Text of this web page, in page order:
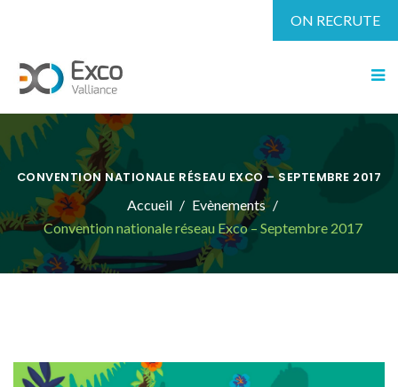
ON RECRUTE
CONVENTION NATIONALE RÉSEAU EXCO – SEPTEMBRE 2017
Accueil
Evènements
Convention nationale réseau Exco – Septembre 2017